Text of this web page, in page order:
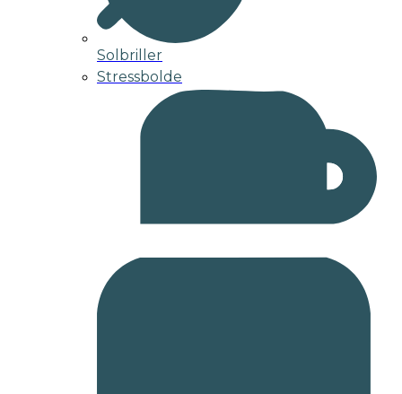
Solbriller
Stressbolde